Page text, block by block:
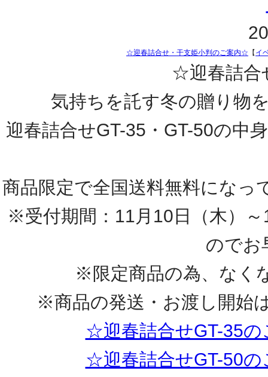
☆迎春詰合せ・干支姫小判のご案内☆ 【 イ
☆迎春詰合
気持ちを託す冬の贈り物
迎春詰合せGT-35・GT-50の中
商品限定で全国送料無料になっ
※受付期間：11月10日（木）
のでお
※限定商品の為、なく
※商品の発送・お渡し開始
☆迎春詰合せGT-35
☆迎春詰合せGT-50